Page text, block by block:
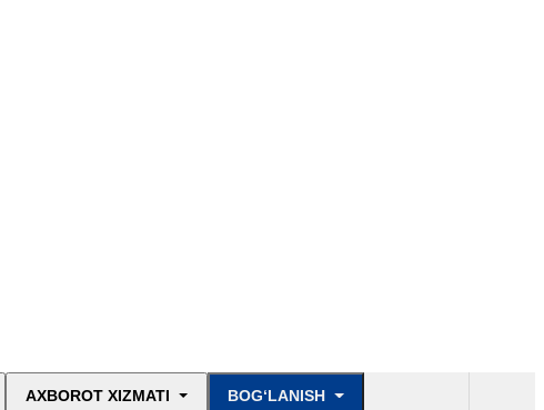
AXBOROT XIZMATI BOG‘LANISH